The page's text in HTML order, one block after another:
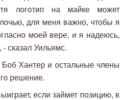
логотип на майке может
для меня важно, чтобы я
моей вере, и я надеюсь,
сказал Уильямс.
Боб Хантер и остальные члены
решение.
если займет позицию, в